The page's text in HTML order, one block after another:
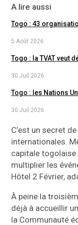
A lire aussi
Togo : 43
5 Août 2026
Togo : la TVAT veut
30 Juil 2026
Togo : les Nations
30 Juil 2026
C’est un secret
internationales.
capitale
multiplier les
Hôtel 2 Février,
À peine la
déjà à accueillir
la Communauté